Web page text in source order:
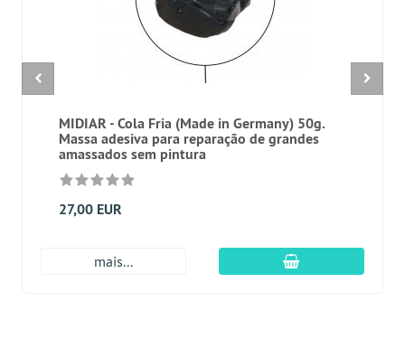
MIDIAR - Cola Fria (Made in Germany) 50g.
Massa adesiva para reparação de grandes
amassados sem pintura
27,00 EUR
mais... Adicionar ao